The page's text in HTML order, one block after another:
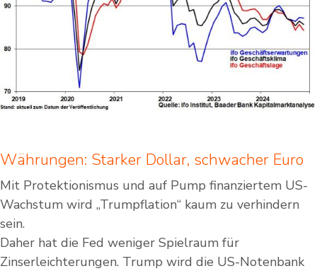
Währungen: Starker Dollar, schwacher Euro
Mit Protektionismus und auf Pump finanziertem US-
Wachstum wird „Trumpflation“ kaum zu verhindern
sein.
Daher hat die Fed weniger Spielraum für
Zinserleichterungen. Trump wird die US-Notenbank